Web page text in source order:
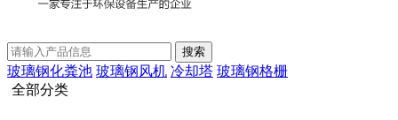
玻璃钢化粪池 玻璃钢风机 冷却塔 玻璃钢格栅
全部分类